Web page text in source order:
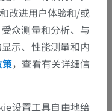
M, Inoue H, Hoshino Y. Loca
dorsal rami during cervic
Dec 15;37(26):E1603-6.
(2010). ‘Chapter 8: Head a
改进用户体验和/或
众测量和分析、与
示、性能测量和内
策，查看有关详细信
设置工具自由地给